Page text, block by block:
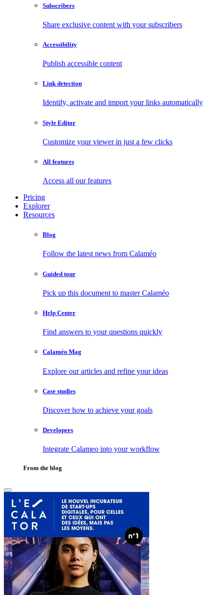
Subscribers
Share exclusive content with your subscribers
Accessibility
Publish accessible content
Link detection
Identify, activate and import your links automatically
Style Editor
Customize your viewer in just a few clicks
All features
Access all our features
Pricing
Explorer
Resources
Blog
Follow the latest news from Calaméo
Guided tour
Pick up this document to master Calaméo
Help Center
Find answers to your questions quickly
Calaméo Mag
Explore our articles and refine your ideas
Case studies
Discover how to achieve your goals
Developers
Integrate Calameo into your workflow
From the blog